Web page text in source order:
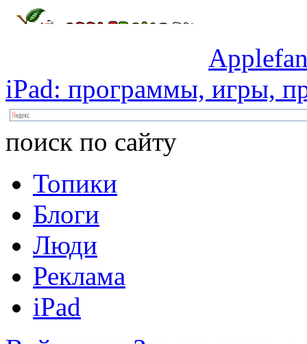
iPad: программы, игры,
поиск по сайту
Топики
Блоги
Люди
Реклама
iPad